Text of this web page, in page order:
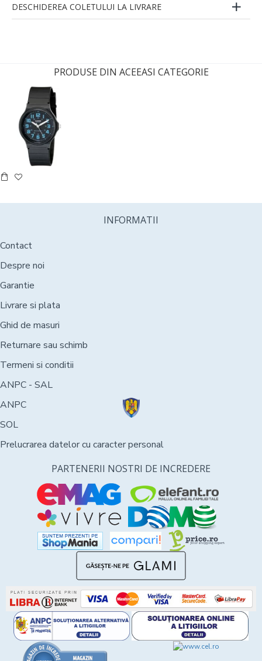
DESCHIDEREA COLETULUI LA LIVRARE
PRODUSE DIN ACEEASI CATEGORIE
INFORMATII
Contact
Despre noi
Garantie
Livrare si plata
Ghid de masuri
Returnare sau schimb
Termeni si conditii
ANPC - SAL
ANPC
SOL
Prelucrarea datelor cu caracter personal
PARTENERII NOSTRI DE INCREDERE